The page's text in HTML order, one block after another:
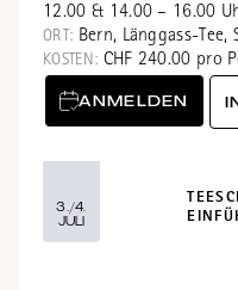
12.00 & 14.00 – 16.00
ORT: Bern, Länggass-
KOSTEN: CHF 240.00 pro
ANMELDEN
3./4.
JULI